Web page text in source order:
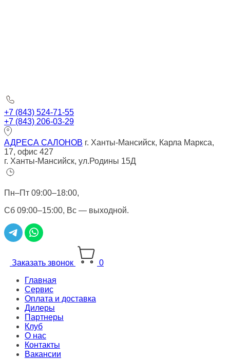
+7 (843) 524-71-55
+7 (843) 206-03-29
АДРЕСА САЛОНОВ г. Ханты-Мансийск, Карла Маркса,
17, офис 427
г. Ханты-Мансийск, ул.Родины 15Д
Пн–Пт 09:00–18:00,
Сб 09:00–15:00, Вс — выходной.
Заказать звонок
0
Главная
Сервис
Оплата и доставка
Дилеры
Партнеры
Клуб
О нас
Контакты
Вакансии